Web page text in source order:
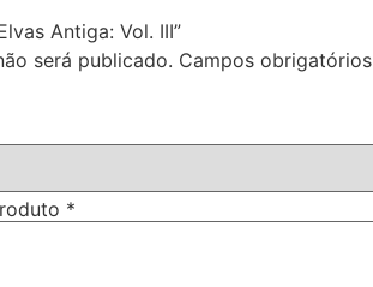
Antiga: Vol. III”
será publicado. Campos obrigatórios
*